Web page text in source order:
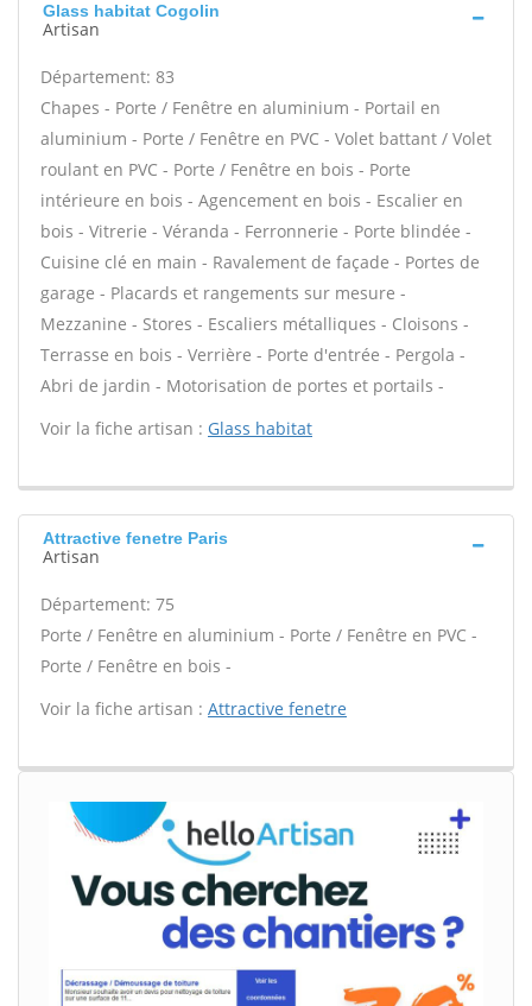
Glass habitat Cogolin
Artisan
Département: 83
Chapes - Porte / Fenêtre en aluminium - Portail en
aluminium - Porte / Fenêtre en PVC - Volet battant / Volet
roulant en PVC - Porte / Fenêtre en bois - Porte
intérieure en bois - Agencement en bois - Escalier en
bois - Vitrerie - Véranda - Ferronnerie - Porte blindée -
Cuisine clé en main - Ravalement de façade - Portes de
garage - Placards et rangements sur mesure -
Mezzanine - Stores - Escaliers métalliques - Cloisons -
Terrasse en bois - Verrière - Porte d'entrée - Pergola -
Abri de jardin - Motorisation de portes et portails -
Voir la fiche artisan : Glass habitat
Attractive fenetre Paris
Artisan
Département: 75
Porte / Fenêtre en aluminium - Porte / Fenêtre en PVC -
Porte / Fenêtre en bois -
Voir la fiche artisan : Attractive fenetre